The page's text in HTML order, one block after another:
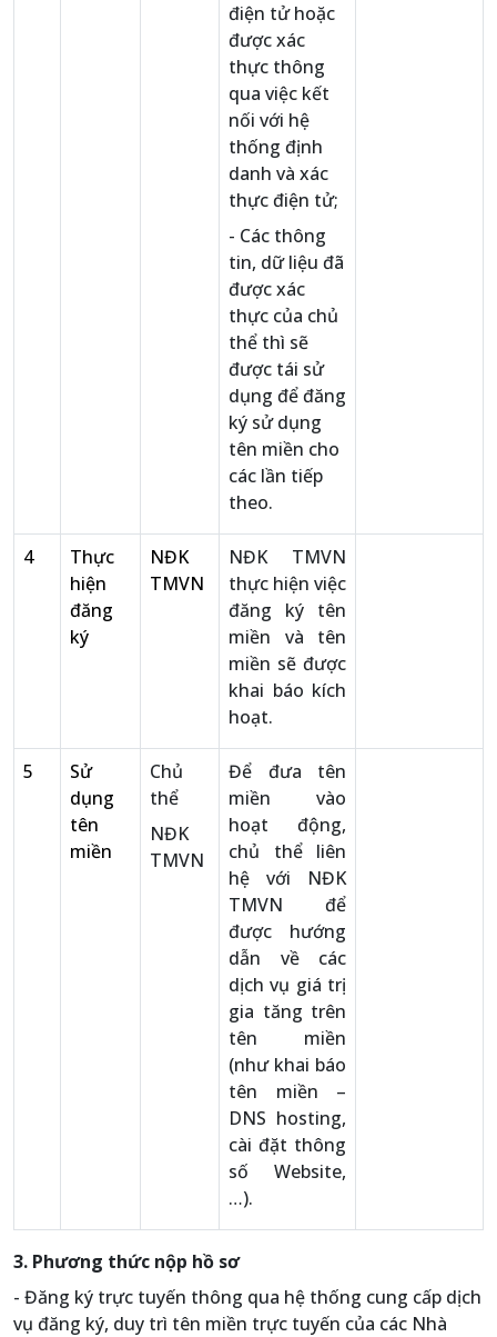
điện tử hoặc
được xác
thực thông
qua việc kết
nối với hệ
thống định
danh và xác
thực điện tử;
- Các thông
tin, dữ liệu đã
được xác
thực của chủ
thể thì sẽ
được tái sử
dụng để đăng
ký sử dụng
tên miền cho
các lần tiếp
theo.
4
Thực
hiện
đăng
ký
NĐK
TMVN
NĐK TMVN
thực hiện việc
đăng ký tên
miền và tên
miền sẽ được
khai báo kích
hoạt.
5
Sử
dụng
tên
miền
Chủ
thể
NĐK
TMVN
Để đưa tên
miền vào
hoạt động,
chủ thể liên
hệ với NĐK
TMVN để
được hướng
dẫn về các
dịch vụ giá trị
gia tăng trên
tên miền
(như khai báo
tên miền –
DNS hosting,
cài đặt thông
số Website,
…).
3. Phương thức nộp hồ sơ
- Đăng ký trực tuyến thông qua hệ thống cung cấp dịch
vụ đăng ký, duy trì tên miền trực tuyến của các Nhà